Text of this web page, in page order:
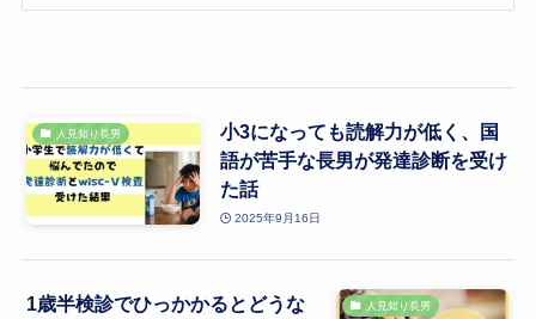
人見知り長男
小3になっても読解力が低く、国
語が苦手な長男が発達診断を受け
た話
2025年9月16日
人見知り長男
1歳半検診でひっかかるとどうな